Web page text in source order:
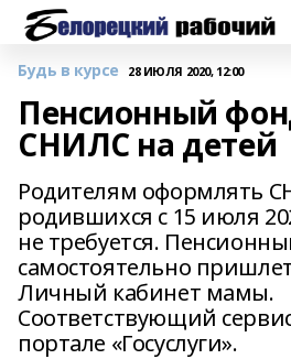
Будь в курсе 28 ИЮЛЯ 2020, 12:00
Пенсионный
СНИЛС на детей
Родителям оформлять
родившихся с 15 июля
не требуется.
самостоятельно
Личный кабинет мамы.
Соответствующий
портале «Госуслуги».